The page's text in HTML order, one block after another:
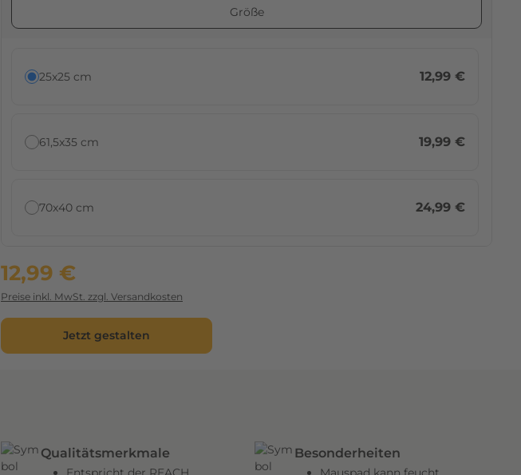
Größe
25x25 cm 12,99 €
61,5x35 cm 19,99 €
70x40 cm 24,99 €
12,99 €
Preise inkl. MwSt. zzgl. Versandkosten
Jetzt gestalten
Qualitätsmerkmale Besonderheiten